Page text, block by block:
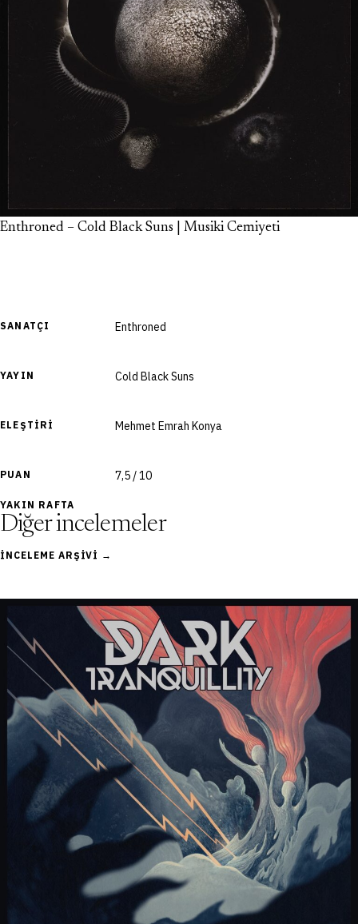
SANATÇI Enthroned
YAYIN Cold Black Suns
ELEŞTIRI Mehmet Emrah Konya
PUAN 7,5 / 10
Enthroned – Cold Black Suns | Musiki Cemiyeti
YAKIN RAFTA
Diğer incelemeler
İNCELEME ARŞIVI →